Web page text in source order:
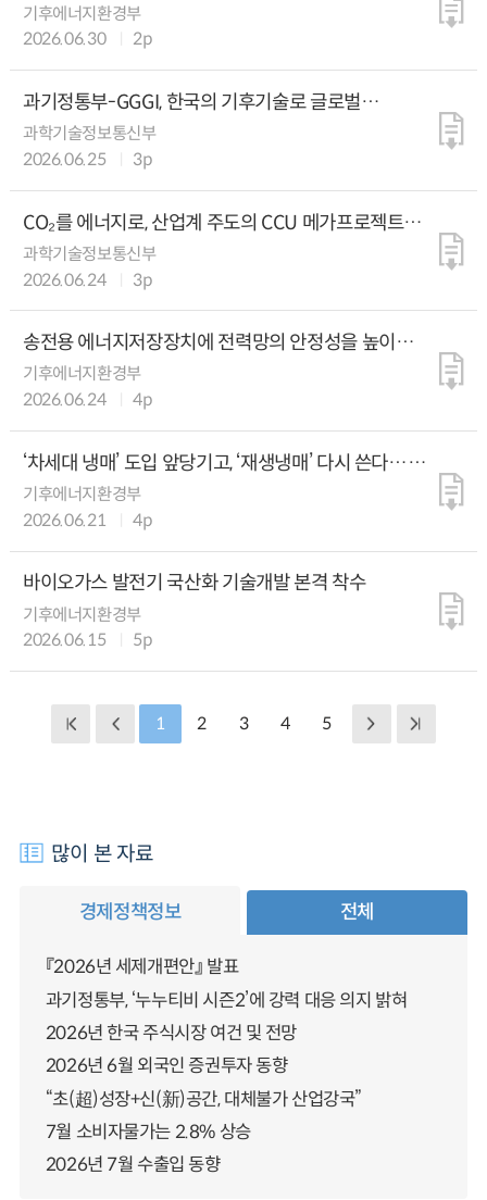
기후에너지환경부
2026.06.30
2p
과기정통부-GGGI, 한국의 기후기술로 글로벌
기후문제 해결을 위한 10개국 실증 프로젝트 본격화
과학기술정보통신부
2026.06.25
3p
CO₂를 에너지로, 산업계 주도의 CCU 메가프로젝트
본격 가동
과학기술정보통신부
2026.06.24
3p
송전용 에너지저장장치에 전력망의 안정성을 높이는
그리드포밍 기술 도입
기후에너지환경부
2026.06.24
4p
‘차세대 냉매’ 도입 앞당기고, ‘재생냉매’ 다시 쓴다…
냉매 전주기 기술개발 본격 착수
기후에너지환경부
2026.06.21
4p
바이오가스 발전기 국산화 기술개발 본격 착수
기후에너지환경부
2026.06.15
5p
1 2 3 4 5
많이 본 자료
경제정책정보 전체
『2026년 세제개편안』 발표
과기정통부, ‘누누티비 시즌2’에 강력 대응 의지 밝혀
2026년 한국 주식시장 여건 및 전망
2026년 6월 외국인 증권투자 동향
“초(超)성장+신(新)공간, 대체불가 산업강국”
7월 소비자물가는 2.8% 상승
2026년 7월 수출입 동향